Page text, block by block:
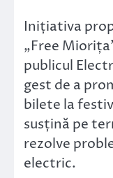
Inițiativa
„Free
publicul
gest de a
bilete la
susțină pe
rezolve
electric.